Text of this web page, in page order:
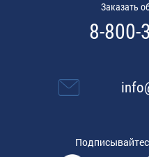
Заказать
8-800-